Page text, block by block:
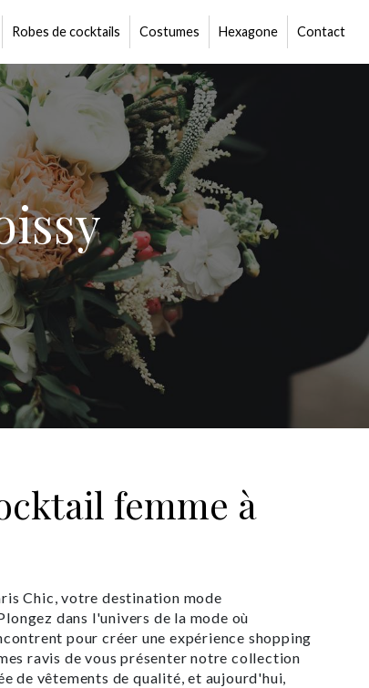
Robes de cocktails Costumes Hexagone Contact
femme à
Chic, votre destination mode
dans l'univers de la mode où
pour créer une expérience shopping
ravis de vous présenter notre collection
de vêtements de qualité, et aujourd'hui,